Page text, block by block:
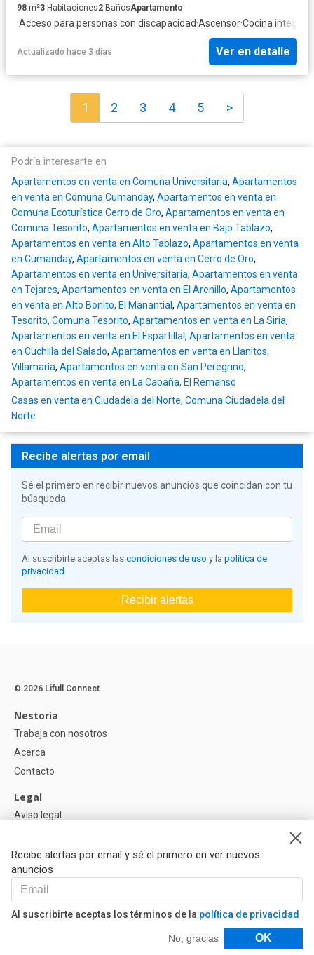
98 m²3 Habitaciones2 BañosApartamento
·Acceso para personas con discapacidad·Ascensor·Cocina integral
Actualizado hace 3 días Ver en detalle
1 2 3 4 5 >
Podría interesarte en
Apartamentos en venta en Comuna Universitaria, Apartamentos
en venta en Comuna Cumanday, Apartamentos en venta en
Comuna Ecoturística Cerro de Oro, Apartamentos en venta en
Comuna Tesorito, Apartamentos en venta en Bajo Tablazo,
Apartamentos en venta en Alto Tablazo, Apartamentos en venta
en Cumanday, Apartamentos en venta en Cerro de Oro,
Apartamentos en venta en Universitaria, Apartamentos en venta
en Tejares, Apartamentos en venta en El Arenillo, Apartamentos
en venta en Alto Bonito, El Manantial, Apartamentos en venta en
Tesorito, Comuna Tesorito, Apartamentos en venta en La Siria,
Apartamentos en venta en El Espartillal, Apartamentos en venta
en Cuchilla del Salado, Apartamentos en venta en Llanitos,
Villamaría, Apartamentos en venta en San Peregrino,
Apartamentos en venta en La Cabaña, El Remanso
Casas en venta en Ciudadela del Norte, Comuna Ciudadela del
Norte
Recibe alertas por email
Sé el primero en recibir nuevos anuncios que coincidan con tu
búsqueda
Al suscribirte aceptas las condiciones de uso y la política de
privacidad
Recibir alertas
Recibe alertas por email y sé el primero en ver nuevos
anuncios
Al suscribirte aceptas los términos de la política de privacidad
No, gracias OK
Filtros
© 2026 Lifull Connect
Nestoria
Trabaja con nosotros
Acerca
Contacto
Legal
Aviso legal
Política de Cookies
Ayuda
Preguntas
Nuestros Partners